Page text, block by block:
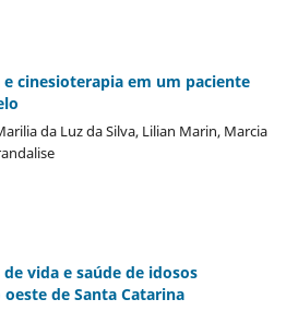
cinesioterapia em um paciente
da Luz da Silva, Lilian Marin, Marcia
vida e saúde de idosos
de Santa Catarina